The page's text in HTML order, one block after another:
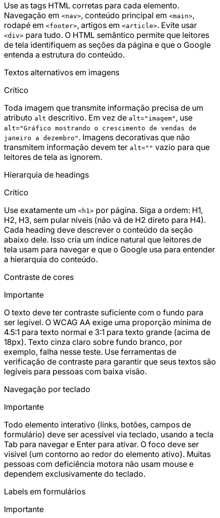
Use as tags HTML corretas para cada elemento.
Navegação em <nav>, conteúdo principal em <main>,
rodapé em <footer>, artigos em <article>. Evite usar
<div> para tudo. O HTML semântico permite que leitores
de tela identifiquem as seções da página e que o Google
entenda a estrutura do conteúdo.
Textos alternativos em imagens
Crítico
Toda imagem que transmite informação precisa de um
atributo alt descritivo. Em vez de alt="imagem" , use
alt="Gráfico mostrando o crescimento de vendas de
janeiro a dezembro" . Imagens decorativas que não
transmitem informação devem ter alt="" vazio para que
leitores de tela as ignorem.
Hierarquia de headings
Crítico
Use exatamente um <h1> por página. Siga a ordem: H1,
H2, H3, sem pular níveis (não vá de H2 direto para H4).
Cada heading deve descrever o conteúdo da seção
abaixo dele. Isso cria um índice natural que leitores de
tela usam para navegar e que o Google usa para entender
a hierarquia do conteúdo.
Contraste de cores
Importante
O texto deve ter contraste suficiente com o fundo para
ser legível. O WCAG AA exige uma proporção mínima de
4.5:1 para texto normal e 3:1 para texto grande (acima de
18px). Texto cinza claro sobre fundo branco, por
exemplo, falha nesse teste. Use ferramentas de
verificação de contraste para garantir que seus textos são
legíveis para pessoas com baixa visão.
Navegação por teclado
Importante
Todo elemento interativo (links, botões, campos de
formulário) deve ser acessível via teclado, usando a tecla
Tab para navegar e Enter para ativar. O foco deve ser
visível (um contorno ao redor do elemento ativo). Muitas
pessoas com deficiência motora não usam mouse e
dependem exclusivamente do teclado.
Labels em formulários
Importante